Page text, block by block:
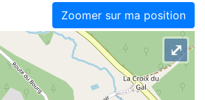
Zoomer sur ma position
⤢